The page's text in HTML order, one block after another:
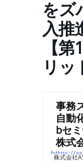
をズ
入推
【
リッ
事務
自動
bセ
株式
株式会社